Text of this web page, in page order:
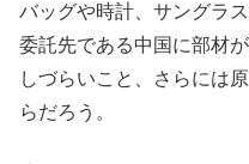
バッグや時計、サングラ
委託先である中国に部材
しづらいこと、さらには
らだろう。